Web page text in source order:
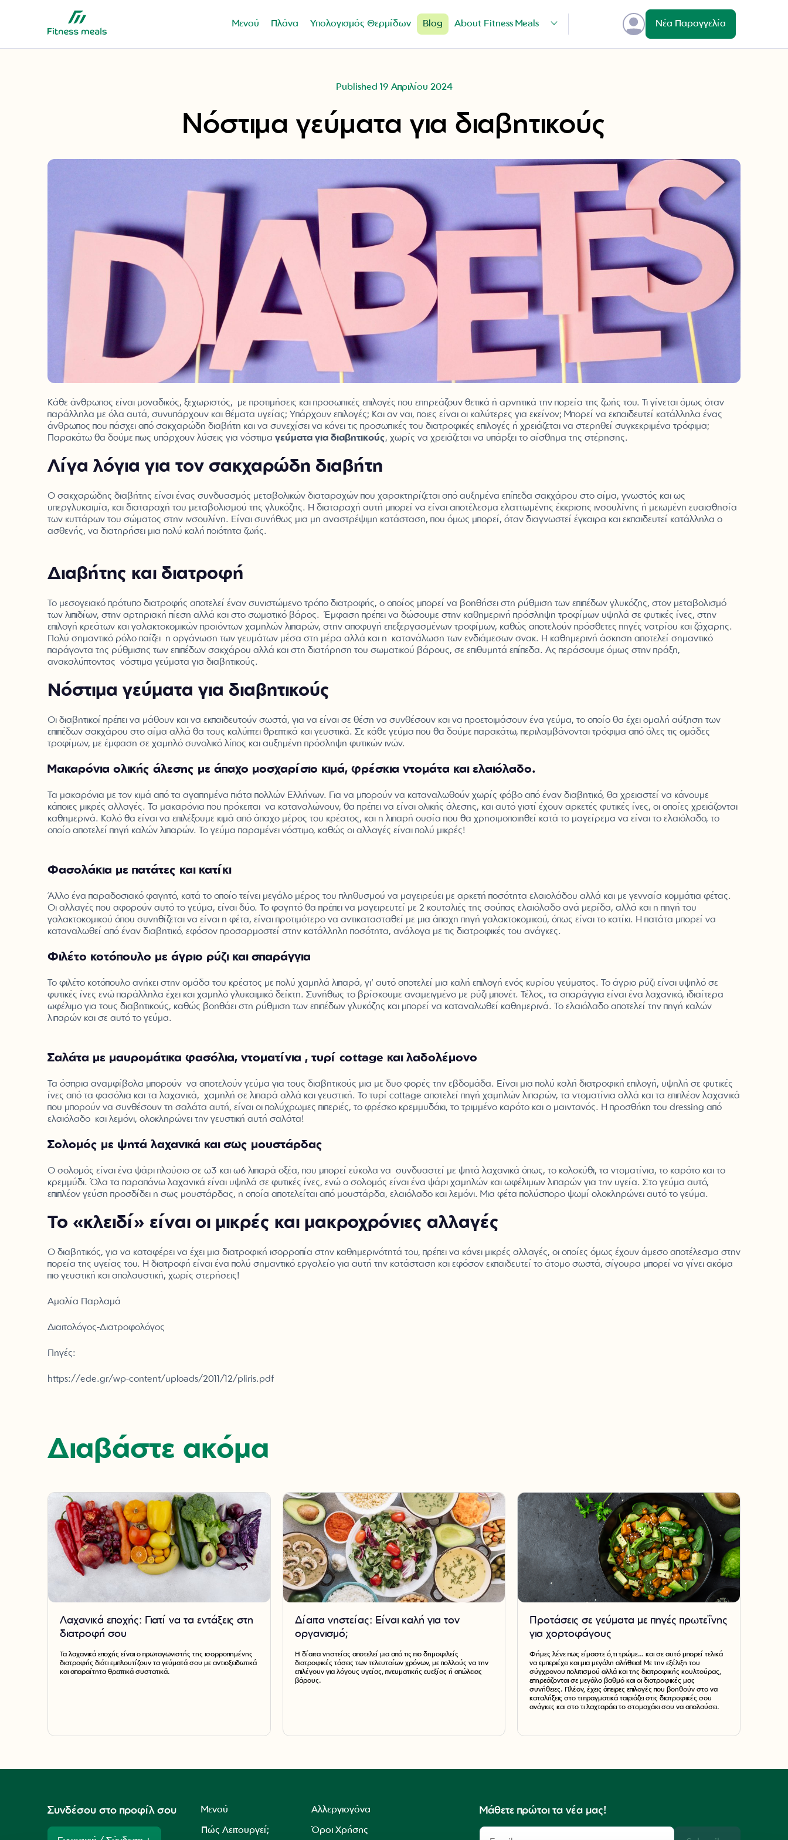
Μενού Πλάνα Υπολογισμός Θερμίδων Blog About Fitness Meals Νέα Παραγγελία
Published 19 Απριλίου 2024
Νόστιμα γεύματα για διαβητικούς
Κάθε άνθρωπος είναι μοναδικός, ξεχωριστός, με προτιμήσεις και προσωπικές επιλογές που επηρεάζουν θετικά ή αρνητικά την πορεία της ζωής του. Τι γίνεται όμως όταν
παράλληλα με όλα αυτά, συνυπάρχουν και θέματα υγείας; Υπάρχουν επιλογές; Και αν ναι, ποιες είναι οι καλύτερες για εκείνον; Μπορεί να εκπαιδευτεί κατάλληλα ένας
άνθρωπος που πάσχει από σακχαρώδη διαβήτη και να συνεχίσει να κάνει τις προσωπικές του διατροφικές επιλογές ή χρειάζεται να στερηθεί συγκεκριμένα τρόφιμα;
Παρακάτω θα δούμε πως υπάρχουν λύσεις για νόστιμα γεύματα για διαβητικούς, χωρίς να χρειάζεται να υπάρξει το αίσθημα της στέρησης.
Λίγα λόγια για τον σακχαρώδη διαβήτη
Ο σακχαρώδης διαβήτης είναι ένας συνδυασμός μεταβολικών διαταραχών που χαρακτηρίζεται από αυξημένα επίπεδα σακχάρου στο αίμα, γνωστός και ως
υπεργλυκαιμία, και διαταραχή του μεταβολισμού της γλυκόζης. Η διαταραχή αυτή μπορεί να είναι αποτέλεσμα ελαττωμένης έκκρισης ινσουλίνης ή μειωμένη ευαισθησία
των κυττάρων του σώματος στην ινσουλίνη. Είναι συνήθως μια μη αναστρέψιμη κατάσταση, που όμως μπορεί, όταν διαγνωστεί έγκαιρα και εκπαιδευτεί κατάλληλα ο
ασθενής, να διατηρήσει μια πολύ καλή ποιότητα ζωής.
Διαβήτης και διατροφή
Το μεσογειακό πρότυπο διατροφής αποτελεί έναν συνιστώμενο τρόπο διατροφής, ο οποίος μπορεί να βοηθήσει στη ρύθμιση των επιπέδων γλυκόζης, στον μεταβολισμό
των λιπιδίων, στην αρτηριακή πίεση αλλά και στο σωματικό βάρος. Έμφαση πρέπει να δώσουμε στην καθημερινή πρόσληψη τροφίμων υψηλά σε φυτικές ίνες, στην
επιλογή κρεάτων και γαλακτοκομικών προϊόντων χαμηλών λιπαρών, στην αποφυγή επεξεργασμένων τροφίμων, καθώς αποτελούν πρόσθετες πηγές νατρίου και ζάχαρης.
Πολύ σημαντικό ρόλο παίζει η οργάνωση των γευμάτων μέσα στη μέρα αλλά και η κατανάλωση των ενδιάμεσων σνακ. Η καθημερινή άσκηση αποτελεί σημαντικό
παράγοντα της ρύθμισης των επιπέδων σακχάρου αλλά και στη διατήρηση του σωματικού βάρους, σε επιθυμητά επίπεδα. Ας περάσουμε όμως στην πράξη,
ανακαλύπτοντας νόστιμα γεύματα για διαβητικούς.
Νόστιμα γεύματα για διαβητικούς
Οι διαβητικοί πρέπει να μάθουν και να εκπαιδευτούν σωστά, για να είναι σε θέση να συνθέσουν και να προετοιμάσουν ένα γεύμα, το οποίο θα έχει ομαλή αύξηση των
επιπέδων σακχάρου στο αίμα αλλά θα τους καλύπτει θρεπτικά και γευστικά. Σε κάθε γεύμα που θα δούμε παρακάτω, περιλαμβάνονται τρόφιμα από όλες τις ομάδες
τροφίμων, με έμφαση σε χαμηλό συνολικό λίπος και αυξημένη πρόσληψη φυτικών ινών.
Μακαρόνια ολικής άλεσης με άπαχο μοσχαρίσιο κιμά, φρέσκια ντομάτα και ελαιόλαδο.
Τα μακαρόνια με τον κιμά από τα αγαπημένα πιάτα πολλών Ελλήνων. Για να μπορούν να καταναλωθούν χωρίς φόβο από έναν διαβητικό, θα χρειαστεί να κάνουμε
κάποιες μικρές αλλαγές. Τα μακαρόνια που πρόκειται να καταναλώνουν, θα πρέπει να είναι ολικής άλεσης, και αυτό γιατί έχουν αρκετές φυτικές ίνες, οι οποίες χρειάζονται
καθημερινά. Καλό θα είναι να επιλέξουμε κιμά από άπαχο μέρος του κρέατος, και η λιπαρή ουσία που θα χρησιμοποιηθεί κατά το μαγείρεμα να είναι το ελαιόλαδο, το
οποίο αποτελεί πηγή καλών λιπαρών. Το γεύμα παραμένει νόστιμο, καθώς οι αλλαγές είναι πολύ μικρές!
Φασολάκια με πατάτες και κατίκι
Άλλο ένα παραδοσιακό φαγητό, κατά το οποίο τείνει μεγάλο μέρος του πληθυσμού να μαγειρεύει με αρκετή ποσότητα ελαιολάδου αλλά και με γενναία κομμάτια φέτας.
Οι αλλαγές που αφορούν αυτό το γεύμα, είναι δύο. Το φαγητό θα πρέπει να μαγειρευτεί με 2 κουταλιές της σούπας ελαιόλαδο ανά μερίδα, αλλά και η πηγή του
γαλακτοκομικού όπου συνηθίζεται να είναι η φέτα, είναι προτιμότερο να αντικατασταθεί με μια άπαχη πηγή γαλακτοκομικού, όπως είναι το κατίκι. Η πατάτα μπορεί να
καταναλωθεί από έναν διαβητικό, εφόσον προσαρμοστεί στην κατάλληλη ποσότητα, ανάλογα με τις διατροφικές του ανάγκες.
Φιλέτο κοτόπουλο με άγριο ρύζι και σπαράγγια
Το φιλέτο κοτόπουλο ανήκει στην ομάδα του κρέατος με πολύ χαμηλά λιπαρά, γι’ αυτό αποτελεί μια καλή επιλογή ενός κυρίου γεύματος. Το άγριο ρύζι είναι υψηλό σε
φυτικές ίνες ενώ παράλληλα έχει και χαμηλό γλυκαιμικό δείκτη. Συνήθως το βρίσκουμε αναμειγμένο με ρύζι μπονέτ. Τέλος, τα σπαράγγια είναι ένα λαχανικό, ιδιαίτερα
ωφέλιμο για τους διαβητικούς, καθώς βοηθάει στη ρύθμιση των επιπέδων γλυκόζης και μπορεί να καταναλωθεί καθημερινά. Το ελαιόλαδο αποτελεί την πηγή καλών
λιπαρών και σε αυτό το γεύμα.
Σαλάτα με μαυρομάτικα φασόλια, ντοματίνια , τυρί cottage και λαδολέμονο
Τα όσπρια αναμφίβολα μπορούν να αποτελούν γεύμα για τους διαβητικούς μια με δυο φορές την εβδομάδα. Είναι μια πολύ καλή διατροφική επιλογή, υψηλή σε φυτικές
ίνες από τα φασόλια και τα λαχανικά, χαμηλή σε λιπαρά αλλά και γευστική. Το τυρί cottage αποτελεί πηγή χαμηλών λιπαρών, τα ντοματίνια αλλά και τα επιπλέον λαχανικά
που μπορούν να συνθέσουν τη σαλάτα αυτή, είναι οι πολύχρωμες πιπεριές, το φρέσκο κρεμμυδάκι, το τριμμένο καρότο και ο μαϊντανός. Η προσθήκη του dressing από
ελαιόλαδο και λεμόνι, ολοκληρώνει την γευστική αυτή σαλάτα!
Σολομός με ψητά λαχανικά και σως μουστάρδας
Ο σολομός είναι ένα ψάρι πλούσιο σε ω3 και ω6 λιπαρά οξέα, που μπορεί εύκολα να συνδυαστεί με ψητά λαχανικά όπως, το κολοκύθι, τα ντοματίνια, το καρότο και το
κρεμμύδι. Όλα τα παραπάνω λαχανικά είναι υψηλά σε φυτικές ίνες, ενώ ο σολομός είναι ένα ψάρι χαμηλών και ωφέλιμων λιπαρών για την υγεία. Στο γεύμα αυτό,
επιπλέον γεύση προσδίδει η σως μουστάρδας, η οποία αποτελείται από μουστάρδα, ελαιόλαδο και λεμόνι. Μια φέτα πολύσπορο ψωμί ολοκληρώνει αυτό το γεύμα.
Το «κλειδί» είναι οι μικρές και μακροχρόνιες αλλαγές
Ο διαβητικός, για να καταφέρει να έχει μια διατροφική ισορροπία στην καθημερινότητά του, πρέπει να κάνει μικρές αλλαγές, οι οποίες όμως έχουν άμεσο αποτέλεσμα στην
πορεία της υγείας του. Η διατροφή είναι ένα πολύ σημαντικό εργαλείο για αυτή την κατάσταση και εφόσον εκπαιδευτεί το άτομο σωστά, σίγουρα μπορεί να γίνει ακόμα
πιο γευστική και απολαυστική, χωρίς στερήσεις!
Αμαλία Παρλαμά
Διαιτολόγος-Διατροφολόγος
Πηγές:
https://ede.gr/wp-content/uploads/2011/12/pliris.pdf
Διαβάστε ακόμα
Λαχανικά εποχής: Γιατί να τα εντάξεις στη
διατροφή σου
Τα λαχανικά εποχής είναι ο πρωταγωνιστής της ισορροπημένης
διατροφής διότι εμπλουτίζουν τα γεύματά σου με αντιοξειδωτικά
και απαραίτητα θρεπτικά συστατικά.
Δίαιτα νηστείας: Είναι καλή για τον
οργανισμό;
Η δίαιτα νηστείας αποτελεί μια από τις πιο δημοφιλείς
διατροφικές τάσεις των τελευταίων χρόνων, με πολλούς να την
επιλέγουν για λόγους υγείας, πνευματικής ευεξίας ή απώλειας
βάρους.
Προτάσεις σε γεύματα με πηγές πρωτεΐνης
για χορτοφάγους
Φήμες λένε πως είμαστε ό,τι τρώμε… και σε αυτό μπορεί τελικά
να εμπεριέχει και μια μεγάλη αλήθεια! Με την εξέλιξη του
σύγχρονου πολιτισμού αλλά και της διατροφικής κουλτούρας,
επηρεάζονται σε μεγάλο βαθμό και οι διατροφικές μας
συνήθειες. Πλέον, έχεις άπειρες επιλογές που βοηθούν στο να
καταλήξεις στο τι πραγματικά ταιριάζει στις διατροφικές σου
ανάγκες και στο τι λαχταράει το στομαχάκι σου να απολαύσει.
Συνδέσου στο προφίλ σου Μενού
Πώς Λειτουργεί;
Αλλεργιογόνα
Όροι Χρήσης
Μάθετε πρώτοι τα νέα μας!